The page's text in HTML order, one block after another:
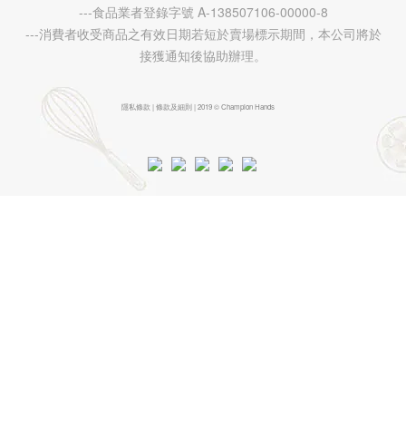
---食品業者登錄字號 A-138507106-00000-8
---消費者收受商品之有效日期若短於賣場標示期間，本公司將於
接獲通知後協助辦理。
隱私條款 | 條款及細則 | 2019 © Champion Hands